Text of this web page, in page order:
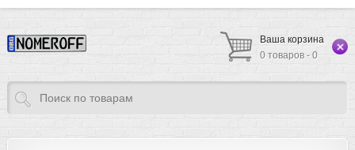
Ваша корзина
0 товаров - 0